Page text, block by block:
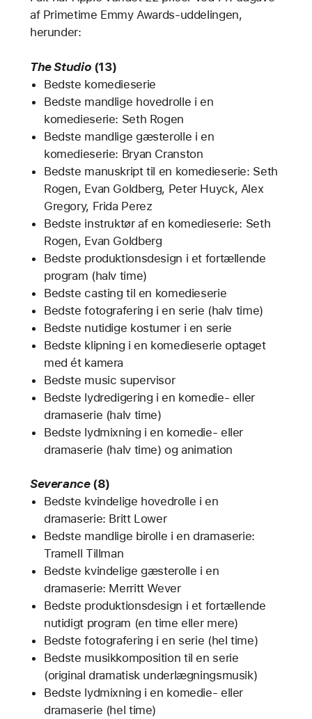
af Primetime Emmy Awards-uddelingen,
herunder:
The Studio (13)
Bedste komedieserie
Bedste mandlige hovedrolle i en
komedieserie: Seth Rogen
Bedste mandlige gæsterolle i en
komedieserie: Bryan Cranston
Bedste manuskript til en komedieserie: Seth
Rogen, Evan Goldberg, Peter Huyck, Alex
Gregory, Frida Perez
Bedste instruktør af en komedieserie: Seth
Rogen, Evan Goldberg
Bedste produktionsdesign i et fortællende
program (halv time)
Bedste casting til en komedieserie
Bedste fotografering i en serie (halv time)
Bedste nutidige kostumer i en serie
Bedste klipning i en komedieserie optaget
med ét kamera
Bedste music supervisor
Bedste lydredigering i en komedie- eller
dramaserie (halv time)
Bedste lydmixning i en komedie- eller
dramaserie (halv time) og animation
Severance(8)
Bedste kvindelige hovedrolle i en
dramaserie: Britt Lower
Bedste mandlige birolle i en dramaserie:
Tramell Tillman
Bedste kvindelige gæsterolle i en
dramaserie: Merritt Wever
Bedste produktionsdesign i et fortællende
nutidigt program (en time eller mere)
Bedste fotografering i en serie (hel time)
Bedste musikkomposition til en serie
(original dramatisk underlægningsmusik)
Bedste lydmixning i en komedie- eller
dramaserie (hel time)